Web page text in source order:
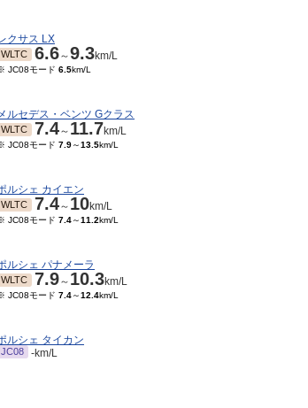
クサス LX
WLTC 6.6～9.3km/L
JC08モード 6.5km/L
ルセデス・ベンツ Gクラス
WLTC 7.4～ 11.7km/L
JC08モード 7.9～13.5km/L
ルシェ カイエン
WLTC 7.4～ 10km/L
JC08モード 7.4～11.2km/L
ルシェ パナメーラ
WLTC 7.9～ 10.3km/L
JC08モード 7.4～12.4km/L
ルシェ タイカン
JC08 -km/L